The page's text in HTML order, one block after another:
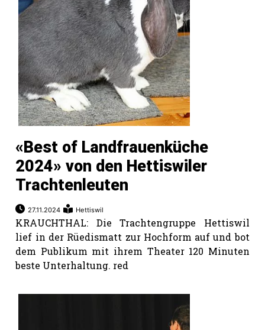
«Best of Landfrauenküche
2024» von den Hettiswiler
Trachtenleuten
27.11.2024 Hettiswil
KRAUCHTHAL: Die Trachtengruppe Hettiswil
lief in der Rüedismatt zur Hochform auf und bot
dem Publikum mit ihrem Theater 120 Minuten
beste Unterhaltung. red